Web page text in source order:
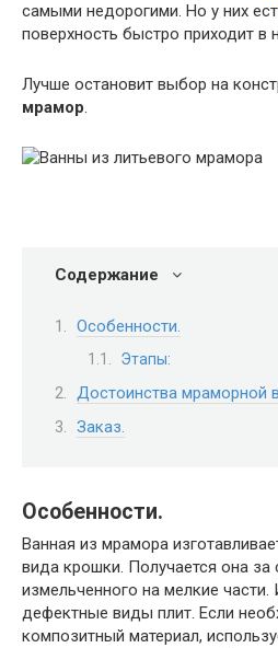
самыми недорогими. Но у них
поверхность быстро приходит в
Лучше остановит выбор на
мрамор.
Содержание
Особенности.
Этапы:
Достоинства мраморной
Заказ.
Особенности.
Ванная из мрамора
вида крошки. Получается она за
измельченного на мелкие
дефектные виды плит. Если
композитный материал,